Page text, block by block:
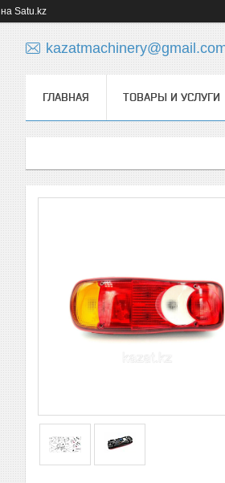
на Satu.kz
ГЛАВНАЯ ТОВАРЫ И УСЛУГИ